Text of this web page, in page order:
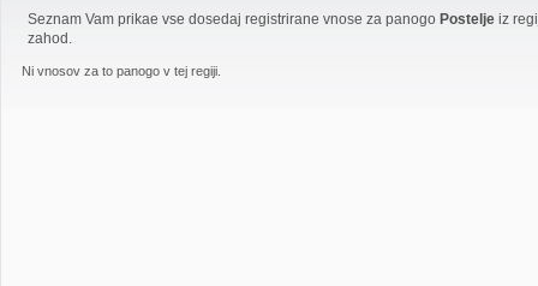
Seznam Vam prikae vse dosedaj registrirane vnose za panogo Postelje iz
zahod.
Ni vnosov za to panogo v tej regiji.